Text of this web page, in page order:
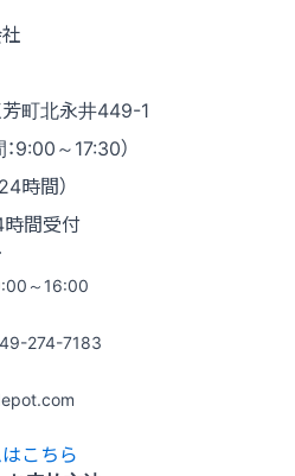
町北永井449-1
9:00～17:30）
時間）
間受付
～16:00
274-7183
こちら